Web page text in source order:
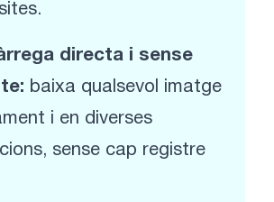
directa i sense
baixa qualsevol imatge
i en diverses
sense cap registre